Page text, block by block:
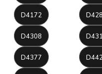
D4172
D4308
D4377